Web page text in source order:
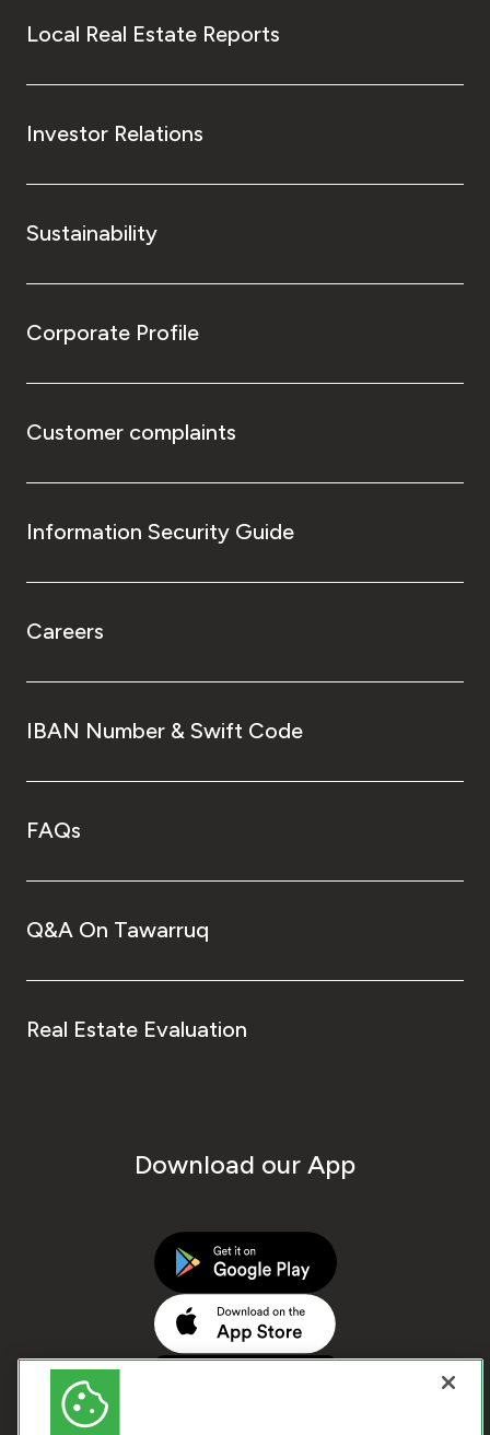
Local Real Estate Reports
Investor Relations
Sustainability
Corporate Profile
Customer complaints
Information Security Guide
Careers
IBAN Number & Swift Code
FAQs
Q&A On Tawarruq
Real Estate Evaluation
Download our App